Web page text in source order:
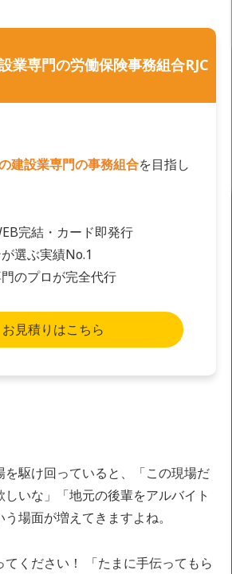
業専門の労働保険事務組合RJC
建設業専門の事務組合を目指し
完結・カード即発行
選ぶ実績No.1
のプロが完全代行
お見積りはこちら
駆け回っていると、「この現場だ
いな」「地元の後輩をアルバイト
場面が増えてきますよね。
ください！ 「たまに手伝ってもら